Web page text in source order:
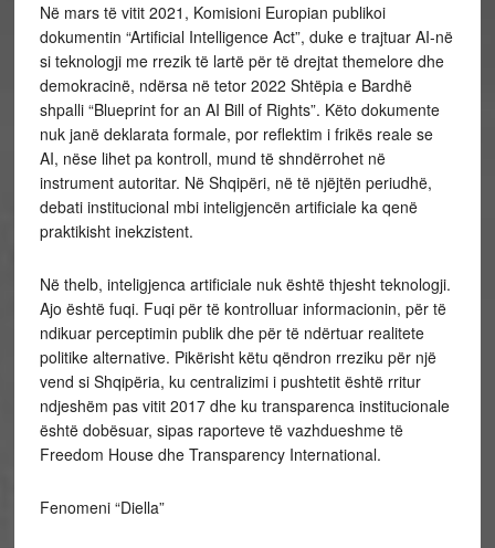
Në mars të vitit 2021, Komisioni Europian publikoi
dokumentin “Artificial Intelligence Act”, duke e trajtuar AI-në
si teknologji me rrezik të lartë për të drejtat themelore dhe
demokracinë, ndërsa në tetor 2022 Shtëpia e Bardhë
shpalli “Blueprint for an AI Bill of Rights”. Këto dokumente
nuk janë deklarata formale, por reflektim i frikës reale se
AI, nëse lihet pa kontroll, mund të shndërrohet në
instrument autoritar. Në Shqipëri, në të njëjtën periudhë,
debati institucional mbi inteligjencën artificiale ka qenë
praktikisht inekzistent.
Në thelb, inteligjenca artificiale nuk është thjesht teknologji.
Ajo është fuqi. Fuqi për të kontrolluar informacionin, për të
ndikuar perceptimin publik dhe për të ndërtuar realitete
politike alternative. Pikërisht këtu qëndron rreziku për një
vend si Shqipëria, ku centralizimi i pushtetit është rritur
ndjeshëm pas vitit 2017 dhe ku transparenca institucionale
është dobësuar, sipas raporteve të vazhdueshme të
Freedom House dhe Transparency International.
Fenomeni “Diella”